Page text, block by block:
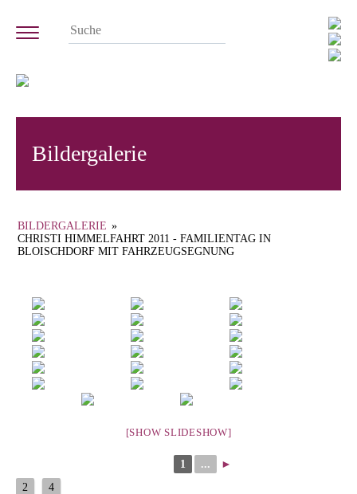
Bildergalerie
BILDERGALERIE »
CHRISTI HIMMELFAHRT 2011 - FAMILIENTAG IN
BLOISCHDORF MIT FAHRZEUGSEGNUNG
[SHOW SLIDESHOW]
1
2
...
4
►